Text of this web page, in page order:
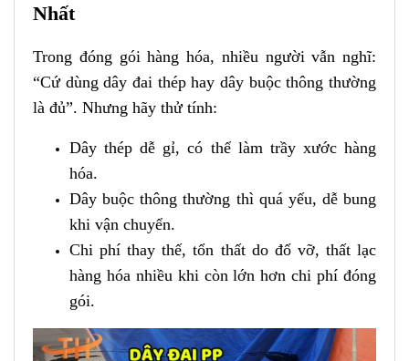
Nhất
Trong đóng gói hàng hóa, nhiều người vẫn nghĩ:
“Cứ dùng dây đai thép hay dây buộc thông thường
là đủ”. Nhưng hãy thử tính:
Dây thép dễ gỉ, có thể làm trầy xước hàng
hóa.
Dây buộc thông thường thì quá yếu, dễ bung
khi vận chuyển.
Chi phí thay thế, tổn thất do đổ vỡ, thất lạc
hàng hóa nhiều khi còn lớn hơn chi phí đóng
gói.